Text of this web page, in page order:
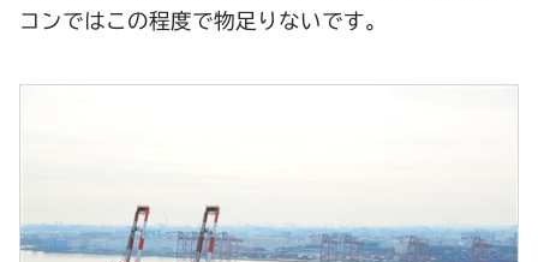
コンではこの程度で物足りないです。